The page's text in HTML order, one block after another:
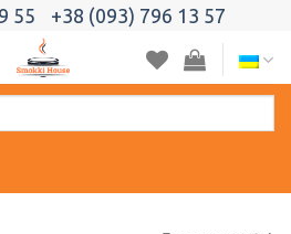
55 +38 (093) 796 13 57